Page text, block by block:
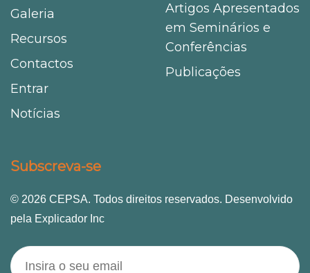
Galeria
Recursos
Contactos
Entrar
Notícias
Artigos Apresentados
em Seminários e
Conferências
Publicações
Subscreva-se
© 2026 CEPSA. Todos direitos reservados. Desenvolvido
pela Explicador Inc